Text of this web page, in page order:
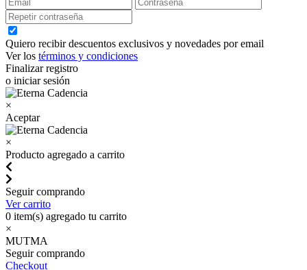
Quiero recibir descuentos exclusivos y novedades por email
Ver los términos y condiciones
Finalizar registro
o iniciar sesión
×
Aceptar
×
Producto agregado a carrito
Seguir comprando
Ver carrito
0 item(s) agregado tu carrito
×
MUTMA
Seguir comprando
Checkout